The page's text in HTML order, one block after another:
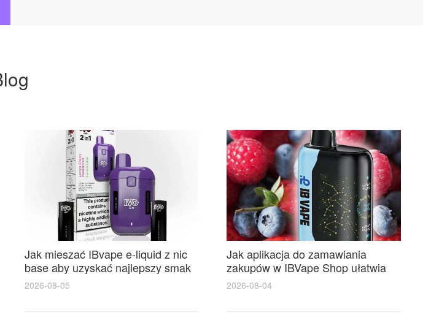
Jak mieszać IBvape e-liquid z nic
base aby uzyskać najlepszy smak
2026-08-05
Jak aplikacja do zamawiania
zakupów w IBVape Shop ułatwia
szybkie zakupy i realne
oszczędności
2026-08-04